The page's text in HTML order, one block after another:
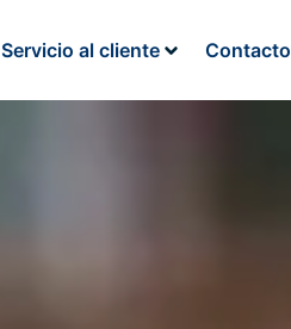
Servicio al cliente Contacto